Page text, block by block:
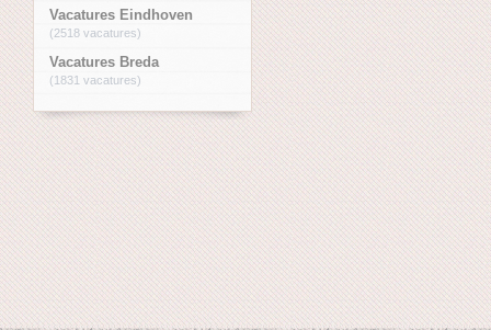
Vacatures Eindhoven
(2518 vacatures)
Vacatures Breda
(1831 vacatures)